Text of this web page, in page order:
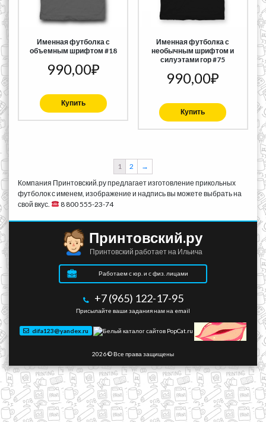
Именная футболка с
объемным шрифтом #18
990,00₽
Купить
Именная футболка с
необычным шрифтом и
силуэтами гор #75
990,00₽
Купить
1 2
→
Компания Принтовский.ру предлагает изготовление прикольных
футболок с именем, изображение и надпись вы можете выбрать на
свой вкус.
8 800 555-23-74
Принтовский.ру
Принтовский работает на Ильича
Работаем с юр. и с физ. лицами
+7 (965) 122-17-95
Присылайте ваши задания нам на email
difa123@yandex.ru
2026 © Все права защищены